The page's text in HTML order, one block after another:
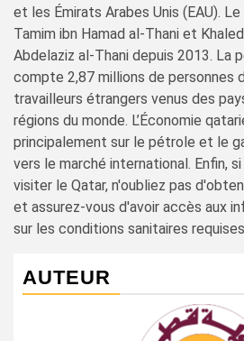
et les Émirats Arabes Unis (EAU).
Tamim ibn Hamad al-Thani et
Abdelaziz al-Thani depuis 2013. La
compte 2,87 millions de personnes
travailleurs étrangers venus des
régions du monde. L’Économie
principalement sur le pétrole et le
vers le marché international. Enfin,
visiter le Qatar, n'oubliez pas
et assurez-vous d'avoir accès aux
sur les conditions sanitaires
AUTEUR